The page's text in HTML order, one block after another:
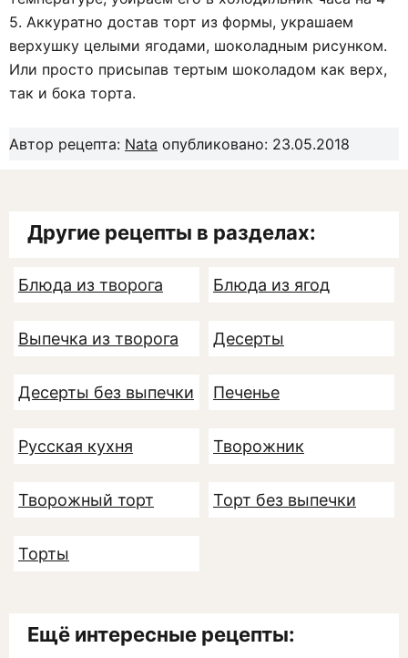
5. Аккуратно достав торт из формы, украшаем
верхушку целыми ягодами, шоколадным рисунком.
Или просто присыпав тертым шоколадом как верх,
так и бока торта.
Автор рецепта: Nata опубликовано: 23.05.2018
Другие рецепты в разделах:
Блюда из творога Блюда из ягод
Выпечка из творога Десерты
Десерты без выпечки Печенье
Русская кухня Творожник
Творожный торт Торт без выпечки
Торты
Ещё интересные рецепты: